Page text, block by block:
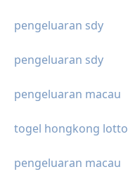
pengeluaran sdy
pengeluaran sdy
pengeluaran macau
togel hongkong lotto
pengeluaran macau